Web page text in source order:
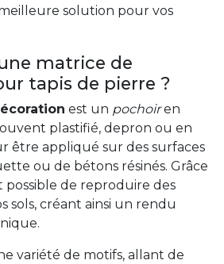
solution pour vos
matrice de
tapis de pierre ?
est un pochoiren
plastifié, depron ou en
être appliqué sur des surfaces
ou de bétons résinés. Grâce
possible de reproduire des
sols, créant ainsi un rendu
variété de motifs, allant de